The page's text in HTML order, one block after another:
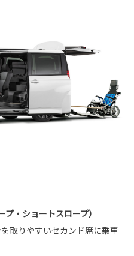
・ショートスロープ）
取りやすいセカンド席に乗車